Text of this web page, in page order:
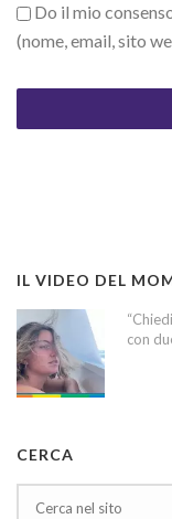
Do il mio
(nome, email, sito
IL VIDEO DEL
con
CERCA